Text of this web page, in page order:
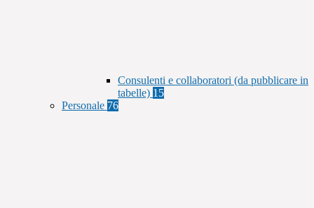
Consulenti e collaboratori (da pubblicare in
tabelle) 15
Personale 76